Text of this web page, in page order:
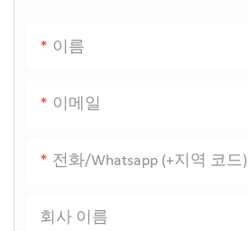
RF 안면기기
두더지 제거 플라즈마 펜
이름
이메일
전화/whatsapp (+지역 코드)
회사 이름